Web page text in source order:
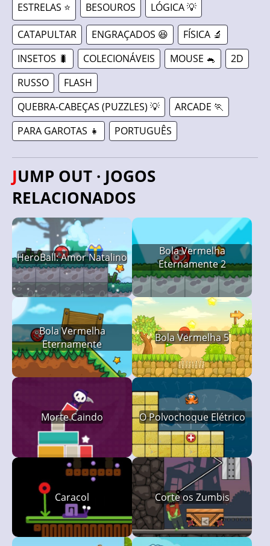
ESTRELAS ⭐
BESOUROS LÓGICA 💡
CATAPULTAR ENGRAÇADOS 😆
FÍSICA 🔬
INSETOS 🐛
COLECIONÁVEIS MOUSE 🐁
2D
RUSSO
FLASH
QUEBRA-CABEÇAS (PUZZLES) 💡
ARCADE 🏃
PARA GAROTAS 👧
PORTUGUÊS
JUMP OUT · JOGOS
RELACIONADOS
HeroBall: Amor Natalino
Bola Vermelha
Eternamente 2
Bola Vermelha
Eternamente
Bola Vermelha 5
Morte Caindo O Polvochoque Elétrico
Caracol Corte os Zumbis